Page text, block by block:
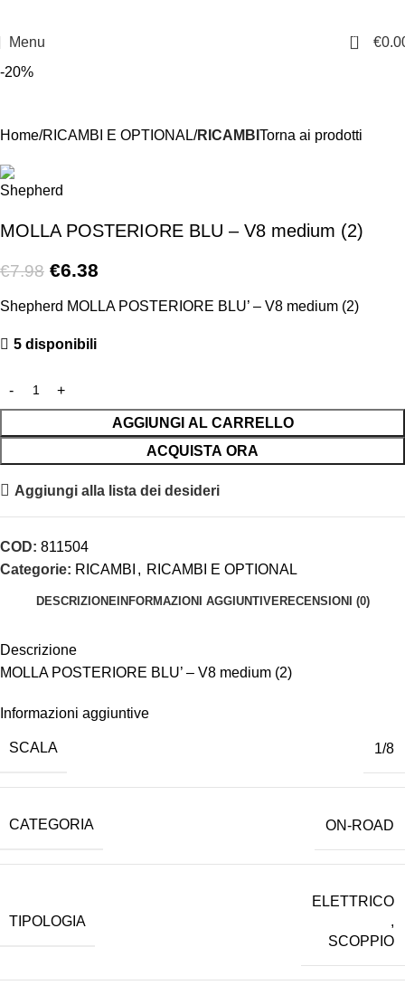
Menu 0 €
-20%
Home RICAMBI E OPTIONAL RICAMBI Torna ai prodotti
MOLLA POSTERIORE BLU – V8 medium (2)
€7.98 €6.38
Shepherd MOLLA POSTERIORE BLU’ – V8 medium (2)
5 disponibili
AGGIUNGI AL CARRELLO
ACQUISTA ORA
Aggiungi alla lista dei desideri
COD: 811504
Categorie: RICAMBI , RICAMBI E OPTIONAL
DESCRIZIONEINFORMAZIONI AGGIUNTIVERECENSIONI (0)
Descrizione
MOLLA POSTERIORE BLU’ – V8 medium (2)
Informazioni aggiuntive
SCALA 1/8
CATEGORIA ON-ROAD
TIPOLOGIA
ELETTRICO
,
SCOPPIO